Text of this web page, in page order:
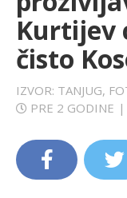
TV
SPORT
EXTRA
Kurtijev
čisto
IZVOR: TANJUG,
PRE 2 GODINE |